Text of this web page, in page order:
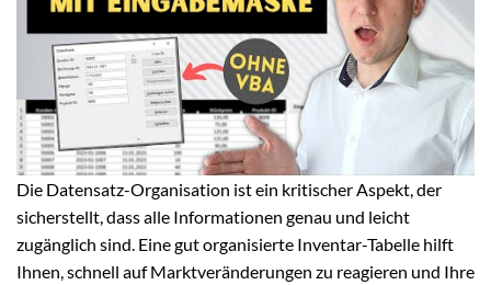
Die Datensatz-Organisation ist ein kritischer Aspekt, der
sicherstellt, dass alle Informationen genau und leicht
zugänglich sind. Eine gut organisierte Inventar-Tabelle hilft
Ihnen, schnell auf Marktveränderungen zu reagieren und Ihre